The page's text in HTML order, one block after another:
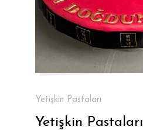
Yetişkin Pastaları
Yetişkin Pastaları